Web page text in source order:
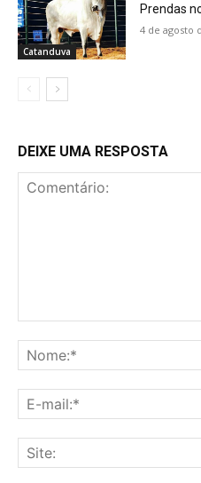
Catanduva
Prendas
4 de agosto
DEIXE UMA RESPOSTA